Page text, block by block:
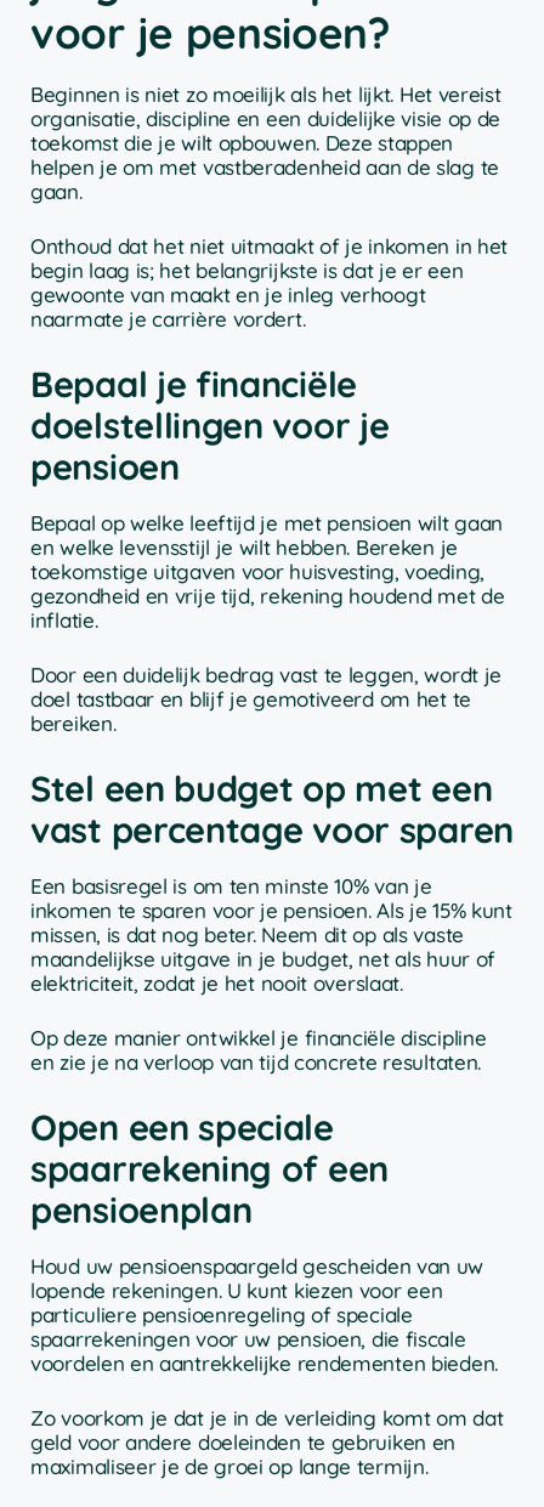
voor je pensioen?
Beginnen is niet zo moeilijk als het lijkt. Het vereist
organisatie, discipline en een duidelijke visie op de
toekomst die je wilt opbouwen. Deze stappen
helpen je om met vastberadenheid aan de slag te
gaan.
Onthoud dat het niet uitmaakt of je inkomen in het
begin laag is; het belangrijkste is dat je er een
gewoonte van maakt en je inleg verhoogt
naarmate je carrière vordert.
Bepaal je financiële
doelstellingen voor je
pensioen
Bepaal op welke leeftijd je met pensioen wilt gaan
en welke levensstijl je wilt hebben. Bereken je
toekomstige uitgaven voor huisvesting, voeding,
gezondheid en vrije tijd, rekening houdend met de
inflatie.
Door een duidelijk bedrag vast te leggen, wordt je
doel tastbaar en blijf je gemotiveerd om het te
bereiken.
Stel een budget op met een
vast percentage voor sparen
Een basisregel is om ten minste 10% van je
inkomen te sparen voor je pensioen. Als je 15% kunt
missen, is dat nog beter. Neem dit op als vaste
maandelijkse uitgave in je budget, net als huur of
elektriciteit, zodat je het nooit overslaat.
Op deze manier ontwikkel je financiële discipline
en zie je na verloop van tijd concrete resultaten.
Open een speciale
spaarrekening of een
pensioenplan
Houd uw pensioenspaargeld gescheiden van uw
lopende rekeningen. U kunt kiezen voor een
particuliere pensioenregeling of speciale
spaarrekeningen voor uw pensioen, die fiscale
voordelen en aantrekkelijke rendementen bieden.
Zo voorkom je dat je in de verleiding komt om dat
geld voor andere doeleinden te gebruiken en
maximaliseer je de groei op lange termijn.